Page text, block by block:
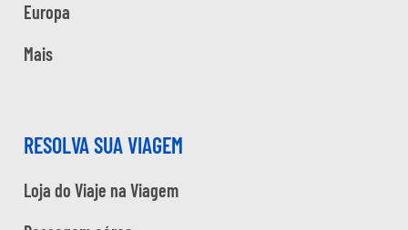
Europa
Mais
RESOLVA SUA VIAGEM
Loja do Viaje na Viagem